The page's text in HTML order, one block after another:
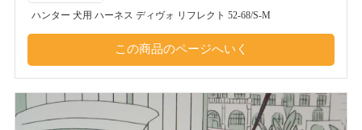
ハンター 犬用 ハーネス ディヴォ リフレクト 52-68/S-M